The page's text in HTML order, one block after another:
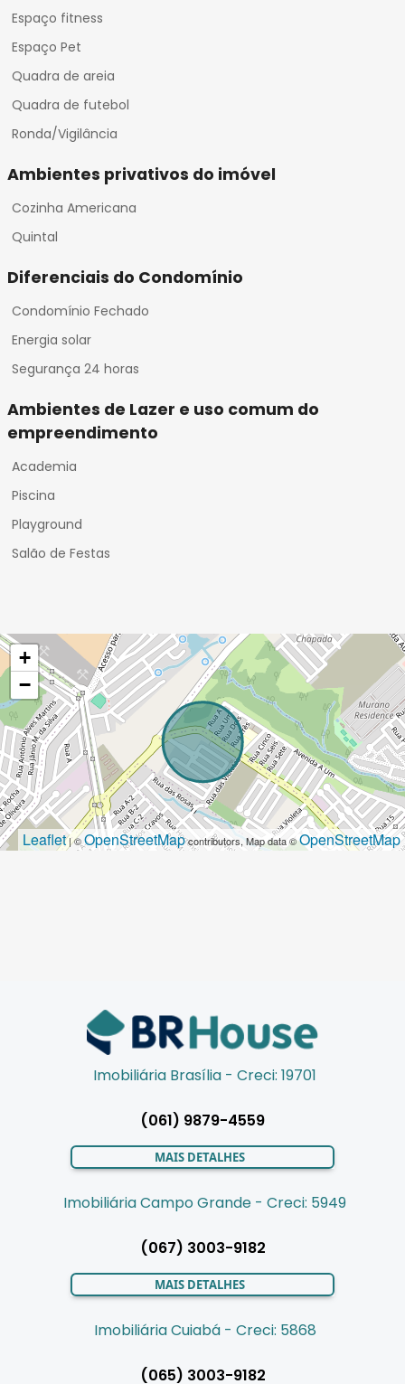
Espaço fitness
Espaço Pet
Quadra de areia
Quadra de futebol
Ronda/Vigilância
Ambientes privativos do imóvel
Cozinha Americana
Quintal
Diferenciais do Condomínio
Condomínio Fechado
Energia solar
Segurança 24 horas
Ambientes de Lazer e uso comum do
empreendimento
Academia
Piscina
Playground
Salão de Festas
+
−
Leaflet| ©OpenStreetMapcontributors, Map data ©OpenStreetMap
Imobiliária Brasília - Creci: 19701
(061) 9879-4559
MAIS DETALHES
Imobiliária Campo Grande - Creci: 5949
(067) 3003-9182
MAIS DETALHES
Imobiliária Cuiabá - Creci: 5868
(065) 3003-9182